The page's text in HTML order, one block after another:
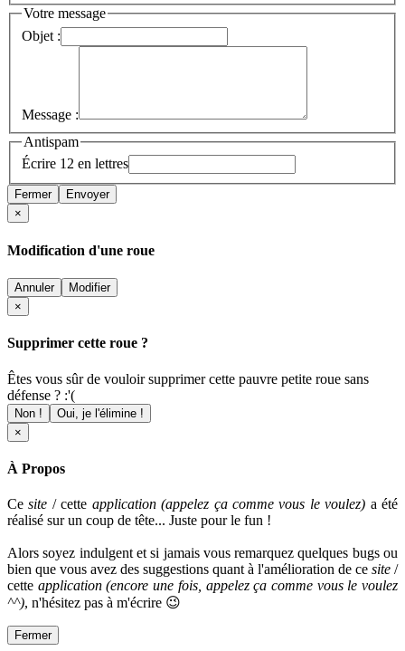
Votre message
Objet :
Message :
Antispam
Écrire 12 en lettres
Fermer
Envoyer
×
Modification d'une roue
Annuler
Modifier
×
Supprimer cette roue ?
Êtes vous sûr de vouloir supprimer cette pauvre petite roue sans
défense ? :'(
Non !
Oui, je l'élimine !
×
À Propos
Cesite / cette application (appelez ça comme vous le voulez) a été
réalisé sur un coup de tête... Juste pour le fun !
Alors soyez indulgent et si jamais vous remarquez quelques bugs ou
bien que vous avez des suggestions quant à l'amélioration de ce site /
cette application (encore une fois, appelez ça comme vous le voulez
^^), n'hésitez pas à m'écrire 😉
Fermer